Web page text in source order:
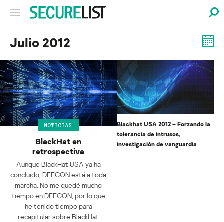
Julio 2012
NOTICIAS
BlackHat en
retrospectiva
Aunque BlackHat USA ya ha
concluido, DEFCON está a toda
marcha. No me quedé mucho
tiempo en DEFCON, por lo que
he tenido tiempo para
recapitular sobre BlackHat
Blackhat USA 2012 – Forzando la
tolerancia de intrusos,
investigación de vanguardia